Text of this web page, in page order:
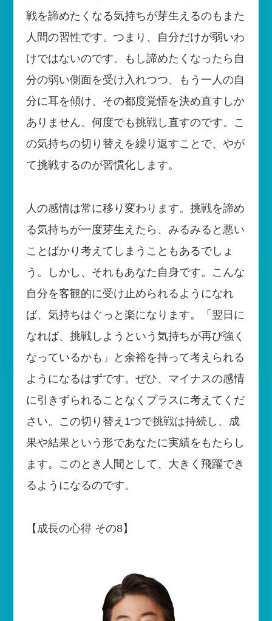
戦を諦めたくなる気持ちが芽生えるのもまた
人間の習性です。つまり、自分だけが弱いわ
けではないのです。もし諦めたくなったら自
分の弱い側面を受け入れつつ、もう一人の自
分に耳を傾け、その都度覚悟を決め直すしか
ありません。何度でも挑戦し直すのです。こ
の気持ちの切り替えを繰り返すことで、やが
て挑戦するのが習慣化します。
人の感情は常に移り変わります。挑戦を諦め
る気持ちが一度芽生えたら、みるみると悪い
ことばかり考えてしまうこともあるでしょ
う。しかし、それもあなた自身です。こんな
自分を客観的に受け止められるようになれ
ば、気持ちはぐっと楽になります。「翌日に
なれば、挑戦しようという気持ちが再び強く
なっているかも」と余裕を持って考えられる
ようになるはずです。ぜひ、マイナスの感情
に引きずられることなくプラスに考えてくだ
さい。この切り替え1つで挑戦は持続し、成
果や結果という形であなたに実績をもたらし
ます。このとき人間として、大きく飛躍でき
るようになるのです。
【成長の心得 その8】